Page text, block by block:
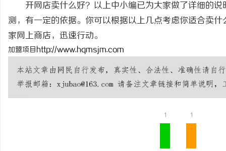
开网店卖什么好？以上中小编已为大家做了详细的
测，有一定的依据。你可以根据以上几点考虑你适合卖
家网上商店，迅速行动。
加盟项目http://www.hqmsjm.com
1 1